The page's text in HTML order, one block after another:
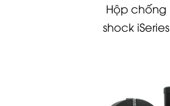
Hộp chống
shock iSeries